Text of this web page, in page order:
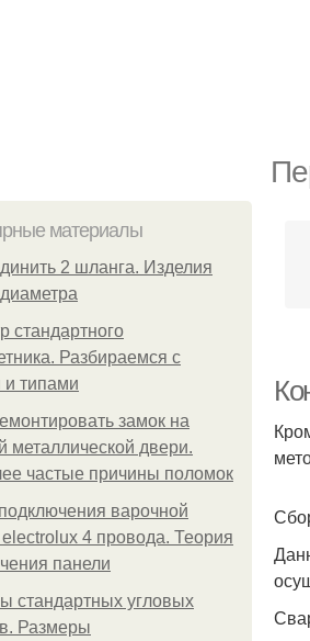
материалы
2 шланга. Изделия
стандартного
Разбираемся с
и типами
замок на
металлической двери.
частые причины поломок
варочной
4 провода. Теория
панели
стандартных угловых
Размеры